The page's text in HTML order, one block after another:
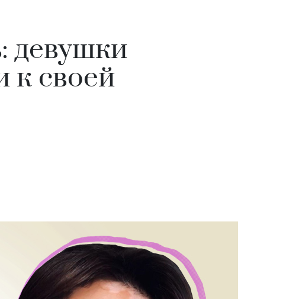
девушки
к своей